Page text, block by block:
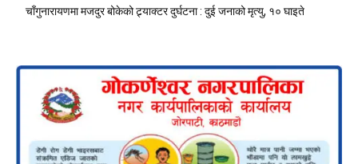
चाँगुनारायणमा मजदुर बोकेको ट्र्याक्टर दुर्घटना : दुई जनाको मृत्यु, १० घाइते